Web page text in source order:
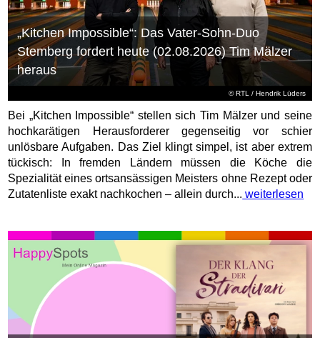
©RTL / Hendrik Lüders
„Kitchen Impossible“: Das Vater-Sohn-Duo
Stemberg fordert heute (02.08.2026) Tim Mälzer
heraus
Bei „Kitchen Impossible“ stellen sich Tim Mälzer und seine
hochkarätigen Herausforderer gegenseitig vor schier
unlösbare Aufgaben. Das Ziel klingt simpel, ist aber extrem
tückisch: In fremden Ländern müssen die Köche die
Spezialität eines ortsansässigen Meisters ohne Rezept oder
Zutatenliste exakt nachkochen – allein durch... weiterlesen